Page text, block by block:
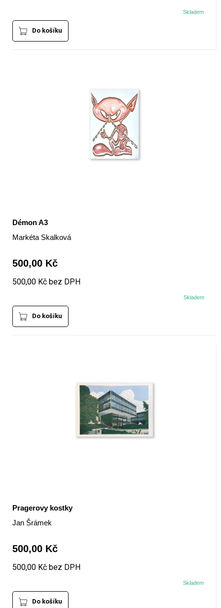
Skladem
Do košíku
Démon A3
Markéta Skalková
500,00 Kč
500,00 Kč bez DPH
Skladem
Do košíku
Pragerovy kostky
Jan Šrámek
500,00 Kč
500,00 Kč bez DPH
Skladem
Do košíku